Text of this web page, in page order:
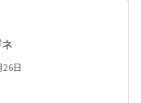
ネ
26日